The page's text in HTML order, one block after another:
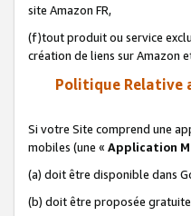
site Amazon FR,
(f)tout produit ou service
création de liens sur Amazon
Politique Relative
Si votre Site comprend une
mobiles (une « Application
(a) doit être disponible dans
(b) doit être proposée